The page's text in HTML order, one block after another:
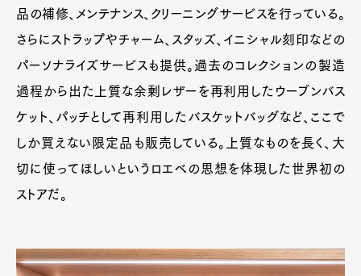
品の補修、メンテナンス、クリーニングサービスを行っている。
さらにストラップやチャーム、スタッズ、イニシャル刻印などの
パーソナライズサービスも提供。過去のコレクションの製造
過程から出た上質な余剰レザーを再利用したウーブンバス
ケット、パッチとして再利用したバスケットバッグなど、ここで
しか買えない限定品も販売している。上質なものを長く、大
切に使ってほしいというロエベの思想を体現した世界初の
ストアだ。